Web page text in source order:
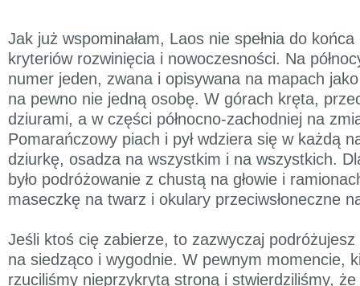
Jak już wspominałam, Laos nie spełnia do
kryteriów rozwinięcia i nowoczesności. Na
numer jeden, zwana i opisywana na mapach
na pewno nie jedną osobę. W górach kręta,
dziurami, a w części północno-zachodniej na
Pomarańczowy piach i pył wdziera się w każdą
dziurkę, osadza na wszystkim i na wszystkich.
było podróżowanie z chustą na głowie i
maseczkę na twarz i okulary przeciwsłoneczne
Jeśli ktoś cię zabierze, to zazwyczaj
na siedząco i wygodnie. W pewnym momencie,
rzuciliśmy nieprzykrytą stroną i stwierdziliśmy,